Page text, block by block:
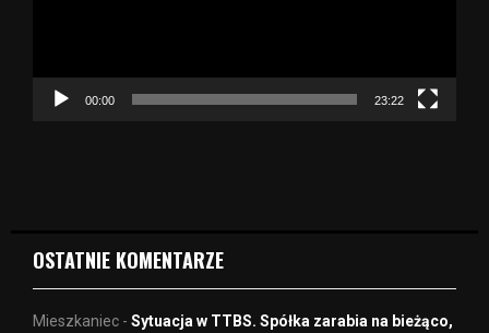
c
00:00 23:22
OSTATNIE KOMENTARZE
Mieszkaniec - Sytuacja w TTBS. Spółka zarabia na bieżąco,